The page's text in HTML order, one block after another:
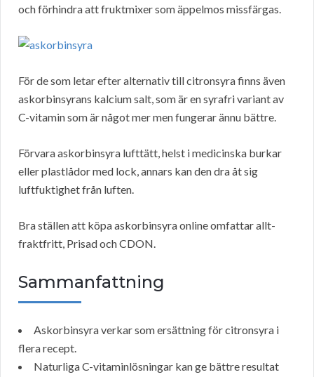
och förhindra att fruktmixer som äppelmos missfärgas.
För de som letar efter alternativ till citronsyra finns även
askorbinsyrans kalcium salt, som är en syrafri variant av
C-vitamin som är något mer men fungerar ännu bättre.
Förvara askorbinsyra lufttätt, helst i medicinska burkar
eller plastlådor med lock, annars kan den dra åt sig
luftfuktighet från luften.
Bra ställen att köpa askorbinsyra online omfattar allt-
fraktfritt, Prisad och CDON.
Sammanfattning
Askorbinsyra verkar som ersättning för citronsyra i
flera recept.
Naturliga C-vitaminlösningar kan ge bättre resultat